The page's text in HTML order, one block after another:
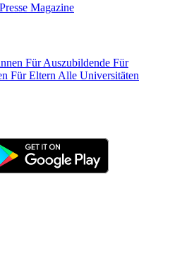
Presse Magazine
Für Auszubildende Für
Für Eltern Alle Universitäten